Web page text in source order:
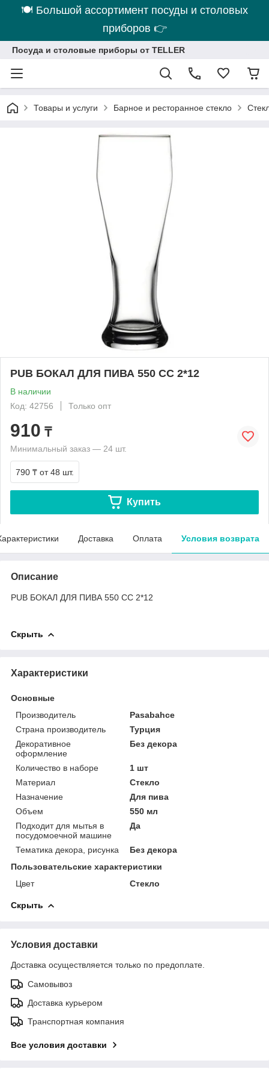
🍽 Большой ассортимент посуды и столовых
приборов 👉
Посуда и столовые приборы от TELLER
Товары и услуги Барное и ресторанное стекло
PUB БОКАЛ ДЛЯ ПИВА 550 CC 2*12
В наличии
Код: 42756
Только опт
910 ₸
Минимальный заказ — 24 шт.
790 ₸ от 48 шт.
Купить
Доставка Оплата Условия возврата
Описание
PUB БОКАЛ ДЛЯ ПИВА 550 CC 2*12
Скрыть
Характеристики
Основные
Производитель
Pasabahce
Страна производитель
Турция
Декоративное
оформление
Без декора
Количество в наборе
1 шт
Материал
Стекло
Назначение
Для пива
Объем
550 мл
Подходит для мытья в
посудомоечной машине
Да
Тематика декора, рисунка
Без декора
Пользовательские характеристики
Цвет
Стекло
Скрыть
Условия доставки
Доставка осуществляется только по предоплате.
Самовывоз
Доставка курьером
Транспортная компания
Все условия доставки